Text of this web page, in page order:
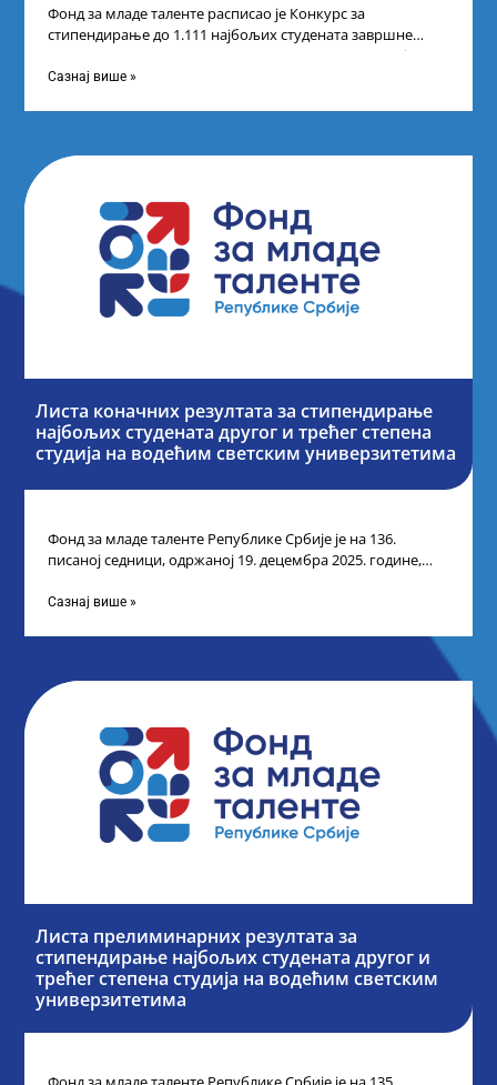
Фонд за младе таленте расписао је Конкурс за
стипендирање до 1.111 најбољих студената завршне
године основних и интегрисаних академских студија
Сазнај више »
Листа коначних резултата за стипендирање
најбољих студената другог и трећег степена
студија на водећим светским универзитетима
Фонд за младе таленте Републике Србије је на 136.
писаној седници, одржаној 19. децембра 2025. године,
Сазнај више »
Листа прелиминарних резултата за
стипендирање најбољих студената другог и
трећег степена студија на водећим светским
универзитетима